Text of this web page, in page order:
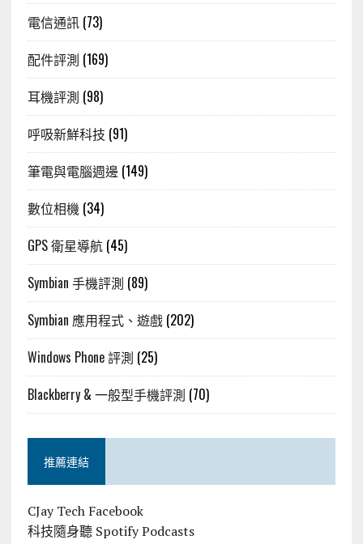
電信通訊(73)
配件評測 (169)
耳機評測 (98)
呼吸新鮮科技 (91)
筆電與電腦週邊 (149)
數位相機(34)
GPS 衛星導航(45)
Symbian 手機評測 (89)
Symbian 應用程式、遊戲(202)
Windows Phone 評測 (25)
Blackberry & 一般型手機評測 (70)
推薦連結
CJay Tech Facebook
科技隨身聽 Spotify Podcasts